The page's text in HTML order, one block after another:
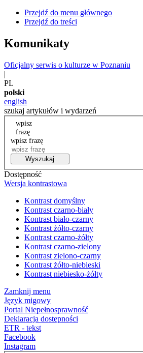
Przejdź do menu głównego
Przejdź do treści
Komunikaty
Oficjalny serwis o kulturze w Poznaniu
|
PL
polski
english
szukaj artykułów i wydarzeń
wpisz
frazę
wpisz frazę
Wyszukaj
Dostępność
Wersja kontrastowa
Kontrast domyślny
Kontrast czarno-biały
Kontrast biało-czarny
Kontrast żółto-czarny
Kontrast czarno-żółty
Kontrast czarno-zielony
Kontrast zielono-czarny
Kontrast żółto-niebieski
Kontrast niebiesko-żółty
Zamknij menu
Język migowy
Portal Niepełnosprawność
Deklaracja dostępności
ETR - tekst
Facebook
Instagram